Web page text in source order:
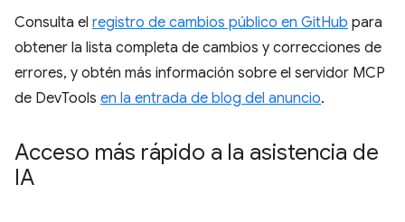
Consulta el registro de cambios público en GitHub para
obtener la lista completa de cambios y correcciones de
errores, y obtén más información sobre el servidor MCP
de DevTools en la entrada de blog del anuncio.
Acceso más rápido a la asistencia de
IA